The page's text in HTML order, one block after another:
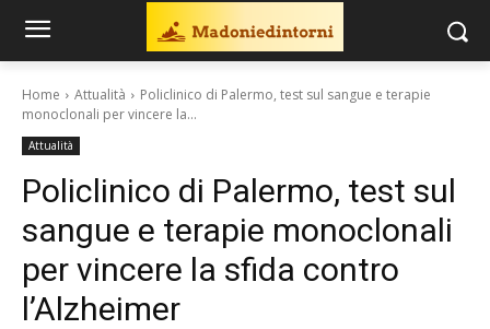
Home Attualità
Policlinico di Palermo, test sul sangue e terapie
monoclonali per vincere la...
Attualità
Policlinico di Palermo, test sul
sangue e terapie monoclonali
per vincere la sfida contro
l’Alzheimer